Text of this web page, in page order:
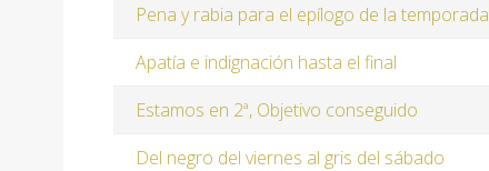
Pena y rabia para el epílogo de la temporada
Apatía e indignación hasta el final
Estamos en 2ª, Objetivo conseguido
Del negro del viernes al gris del sábado